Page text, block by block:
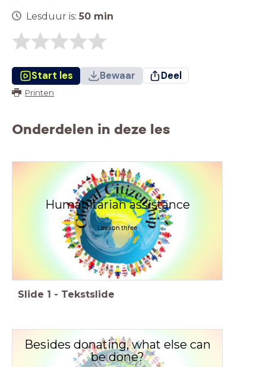
Lesduur is: 50 min
Start les Bewaar Deel
Printen
Onderdelen in deze les
Humanitarian assistance
Lesson three
Slide 1 - Tekstslide
Besides donating, what else can
be done?